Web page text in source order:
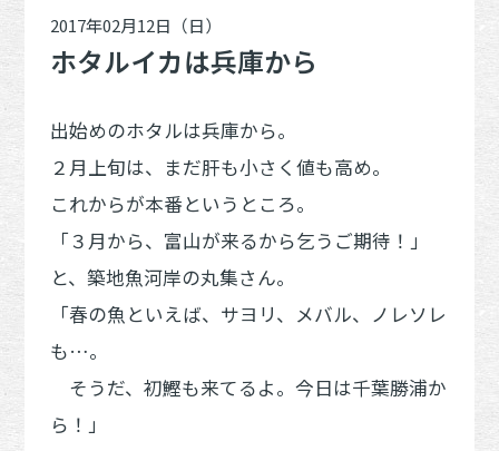
2017年02月12日（日）
ホタルイカは兵庫から
出始めのホタルは兵庫から。
２月上旬は、まだ肝も小さく値も高め。
これからが本番というところ。
「３月から、富山が来るから乞うご期待！」
と、築地魚河岸の丸集さん。
「春の魚といえば、サヨリ、メバル、ノレソレ
も…。
そうだ、初鰹も来てるよ。今日は千葉勝浦か
ら！」